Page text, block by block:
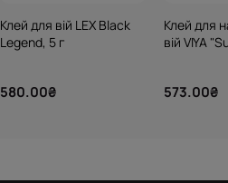
Клей для вій LEX Black
Legend, 5 г
580.00₴
Клей для
вій VIYA
573.00₴